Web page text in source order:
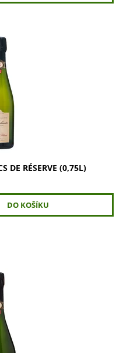
100% Chardonnay.
briošky a jemnou
DE RÉSERVE (0,75L)
komplexní vůně květin
chuť s tóny citrusů,